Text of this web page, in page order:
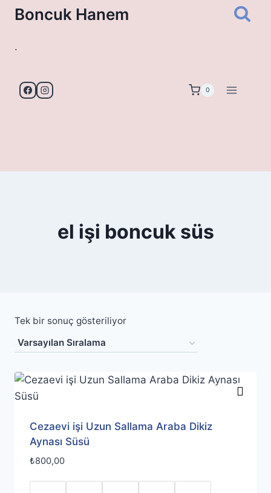
SkipBoncuk Hanem
.
0
el işi boncuk süs
Tek bir sonuç gösteriliyor
Cezaevi işi Uzun Sallama Araba Dikiz
Aynası Süsü
₺800,00